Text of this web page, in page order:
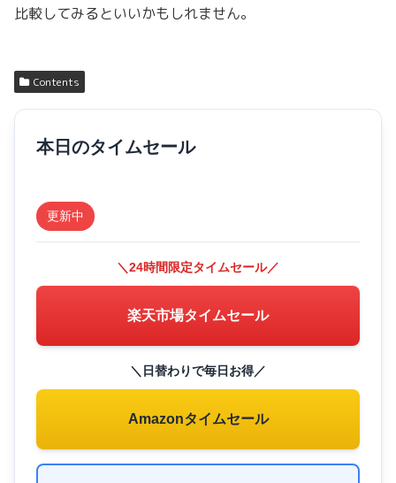
比較してみるといいかもしれません。
Contents
本日のタイムセール
更新中
＼24時間限定タイムセール／
楽天市場タイムセール
＼日替わりで毎日お得／
Amazonタイムセール